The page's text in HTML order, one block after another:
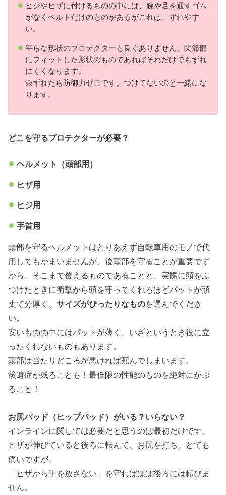
ヒジやヒザに付けるものの中には、腕や足を通すゴム
がなくベルトだけのものがあるがこれは、ずれやす
い。
平らな形状のプロテクターも良くありません。関節部
にフィットした形状のものであればそれだけでもずれ
にくくなります。
※ずれたら防御力ゼロです。つけてないのと一緒にな
ります。
どこを守るプロテクターが必要？
ヘルメット（頭部用）
ヒザ用
ヒジ用
手首用
頭部を守るヘルメットはとりあえず自転車用のモノで代
用してもかまいませんが、後頭部を守ることが重要です
から、そこまで覆えるものであることと、実際に頭をぶ
つけたときに衝撃から頭を守ってくれるほどパットが頑
丈で分厚く、サイズがぴったりなものを選んでくださ
い。
安いものの中にはパットが薄く、いざというとき役に立
ったくれないものもあります。
頭部は当たりどころが悪ければ死んでしまいます。
後遺症が残ることも！最低限の性能のものを絶対にかぶ
ること！
お尻パッド（ヒップパッド）がいる？いらない？
インラインに関しては必要だと思うのは最初だけです。
ヒザが伸びていると後ろに転んで、お尻を打ち、とても
痛いですが、
「ヒザから手を放さない」を守ればほぼ後ろには転びま
せん。